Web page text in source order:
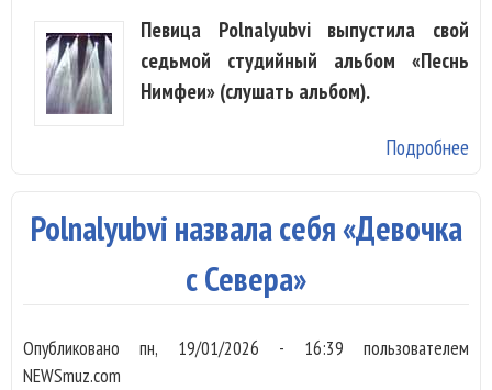
Певица Polnalyubvi выпустила свой
седьмой студийный альбом «Песнь
Нимфеи» (слушать альбом).
Подробнее
Polnalyubvi назвала себя «Девочка
с Севера»
Опубликованопн, 19/01/2026 - 16:39 пользователем
NEWSmuz.com